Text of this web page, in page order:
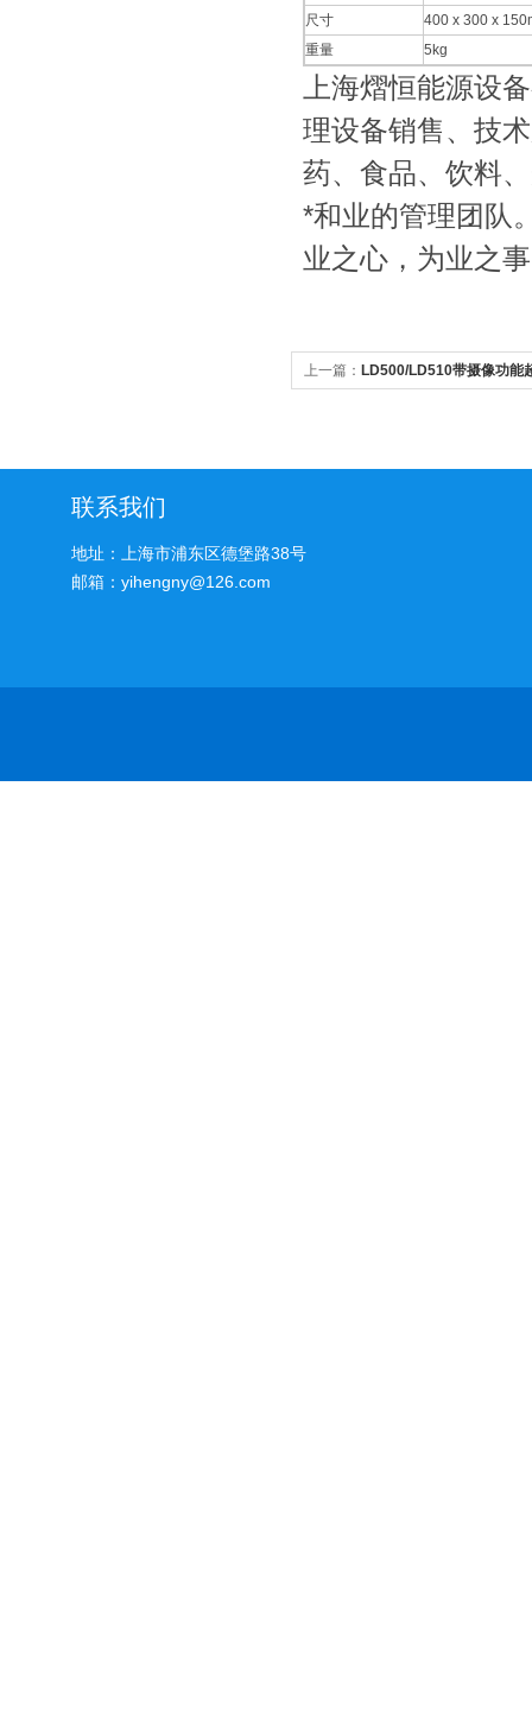
尺寸
400 x 300 x
重量
5kg
上海熠恒能源设
理设备销售、技
药、食品、饮料
*和业的管理团队
业之心，为业之事
上一篇： LD500/LD510带摄像功能
联系我们
地址：上海市浦东区德堡路38号
邮箱：yihengny@126.com